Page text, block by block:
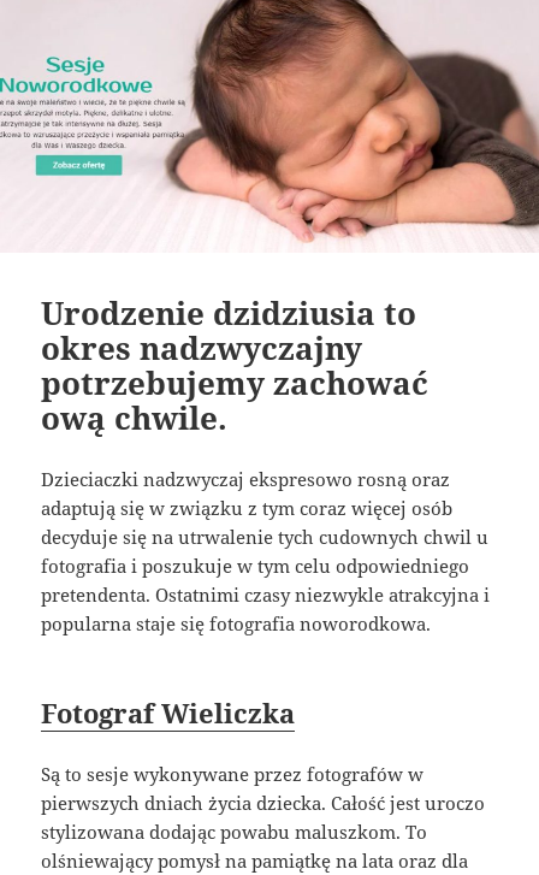
Urodzenie dzidziusia to
okres nadzwyczajny
potrzebujemy zachować
ową chwile.
Dzieciaczki nadzwyczaj ekspresowo rosną oraz
adaptują się w związku z tym coraz więcej osób
decyduje się na utrwalenie tych cudownych chwil u
fotografia i poszukuje w tym celu odpowiedniego
pretendenta. Ostatnimi czasy niezwykle atrakcyjna i
popularna staje się fotografia noworodkowa.
Fotograf Wieliczka
Są to sesje wykonywane przez fotografów w
pierwszych dniach życia dziecka. Całość jest uroczo
stylizowana dodając powabu maluszkom. To
olśniewający pomysł na pamiątkę na lata oraz dla